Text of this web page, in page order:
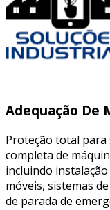
Adequação De
Proteção total para
completa de
incluindo
móveis, sistemas
de parada de